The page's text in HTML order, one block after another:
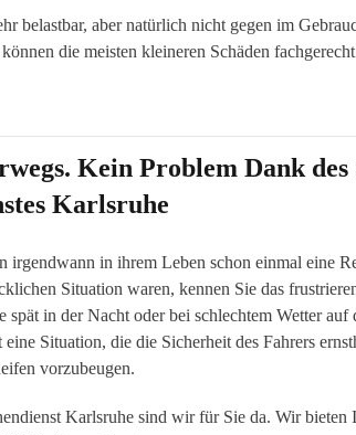
belastbar, aber natürlich nicht gegen im
die meisten kleineren Schäden
Kein Problem Dank des
Karlsruhe
irgendwann in ihrem Leben schon einmal eine
Situation waren, kennen Sie das
spät in der Nacht oder bei schlechtem Wetter auf
Situation, die die Sicherheit des Fahrers
vorzubeugen.
Karlsruhe sind wir für Sie da. Wir bieten